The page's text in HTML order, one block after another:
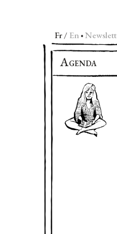
Fr En•
AGENDA